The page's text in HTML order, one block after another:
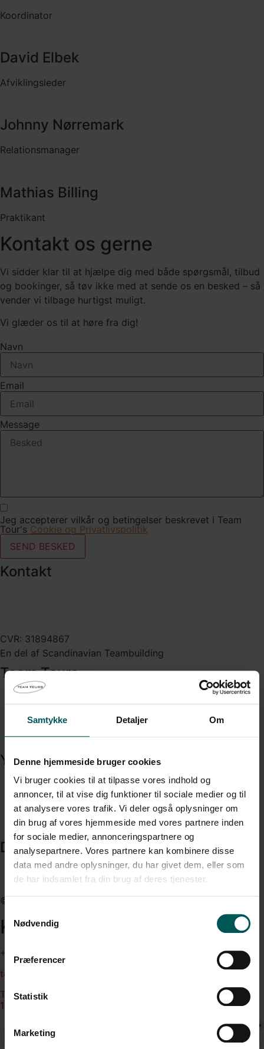
Samtykke Detaljer Om
Denne hjemmeside bruger cookies
Vi bruger cookies til at tilpasse vores indhold og
annoncer, til at vise dig funktioner til sociale medier og til
at analysere vores trafik. Vi deler også oplysninger om
din brug af vores hjemmeside med vores partnere inden
for sociale medier, annonceringspartnere og
analysepartnere. Vores partnere kan kombinere disse
data med andre oplysninger, du har givet dem, eller som
de har indsamlet fra din brug af deres tjenester.
Nødvendig
Præferencer
Statistik
Marketing
Koordinator
David Elbek
Afviklingsleder
Johnny Nørremark
Relationsmanager
Mathias Billing
Praktikant
Kontakt os gerne
Vi sidder klar til at hjælpe dig med både spørgsmål, tilbud
og bookinger, så tøv ikke med at sende os en besked – så
vender vi tilbage hurtigst muligt.
Vi glæder os til at høre fra dig!
Navn
Email
Message
Jeg accepterer vilkår og betingelser beskrevet i Team
Tour's Cookie og Privatlivspolitik
SEND BESKED
Kontakt
CVR: 31894867
En del af Scandinavian Teambuilding
Team Tours
Om os
Referencer
Intranet
Ydelser
Introforløb
Lejrtur
Studietur
Aktiviteter
Dokumentation
Cookie og privatlivspolitik
Formidlingsaftale Studieture
© 2021 All rights reserved​
Kontakt os
+45 22 80 94 80
teamtours@teamtours.dk
Telefonen er åben i almindelig kontortid mellem 08.30 og
17.00.